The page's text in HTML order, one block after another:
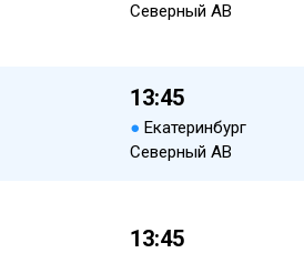
Северный АВ
13:45
● Екатеринбург
Северный АВ
13:45